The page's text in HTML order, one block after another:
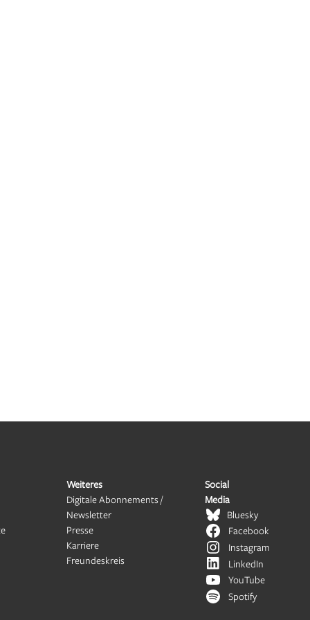
Weiteres
Digitale Abonnements /
Newsletter
Presse
Karriere
Freundeskreis
Social
Media
Bluesky
Facebook
Instagram
LinkedIn
YouTube
Spotify